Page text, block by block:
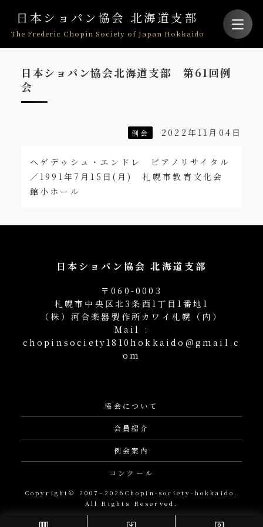
日本ショパン協会 北海道支部
The Frederic Chopin Society of Japan Hokkaido
日本ショパン協会北海道支部 第61回例
会
例会 2022年11月04日
ヘゲデゥシュ・エンドレ ピアノリサイタル
／1991年7月15日(月) 札幌市教育文化会
館小ホール
日本ショパン協会 北海道支部
〒060-0003
札幌市中央区北3条西1丁目1番地1
（株）河合楽器製作所カワイ札幌（内）
Mail :
chopinsociety1810hokkaido@gmail.c
om
協会について
会員紹介
例会案内
コンクール
Copyright© 2007–2026Chopin-society-hokkaido.
All Rights Reserved.